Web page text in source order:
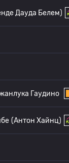
Дауда Белем)
Гаудино
(Антон Хайнц)